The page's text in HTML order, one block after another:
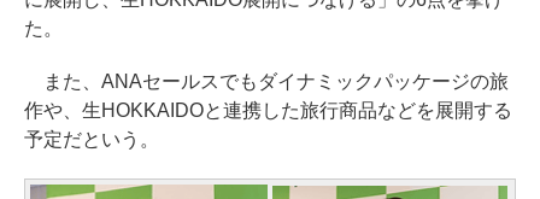
た。
また、ANAセールスでもダイナミックパッケージの旅
作や、生HOKKAIDOと連携した旅行商品などを展開する
予定だという。